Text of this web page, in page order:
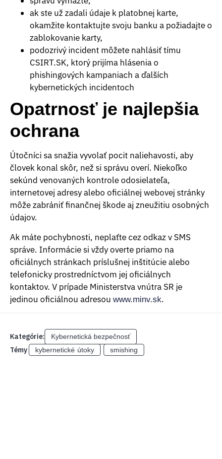
ak ste už zadali údaje k platobnej karte,
okamžite kontaktujte svoju banku a požiadajte o
zablokovanie karty,
podozrivý incident môžete nahlásiť tímu
CSIRT.SK, ktorý prijíma hlásenia o
phishingových kampaniach a ďalších
kybernetických incidentoch
Opatrnosť je najlepšia
ochrana
Útočníci sa snažia vyvolať pocit naliehavosti, aby
človek konal skôr, než si správu overí. Niekoľko
sekúnd venovaných kontrole odosielateľa,
internetovej adresy alebo oficiálnej webovej stránky
môže zabrániť finančnej škode aj zneužitiu osobných
údajov.
Ak máte pochybnosti, neplaťte cez odkaz v SMS
správe. Informácie si vždy overte priamo na
oficiálnych stránkach príslušnej inštitúcie alebo
telefonicky prostredníctvom jej oficiálnych
kontaktov. V prípade Ministerstva vnútra SR je
jedinou oficiálnou adresou www.minv.sk.
Kategórie: Kybernetická bezpečnosť
Témy kybernetické útoky smishing